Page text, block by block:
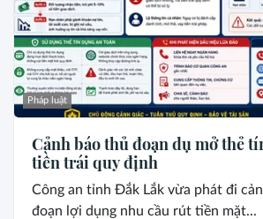
Pháp luật
Cảnh báo thủ đoạn dụ mở thẻ
tiền trái quy định
Công an tỉnh Đắk Lắk vừa phát đi
đoạn lợi dụng nhu cầu rút tiền mặt...